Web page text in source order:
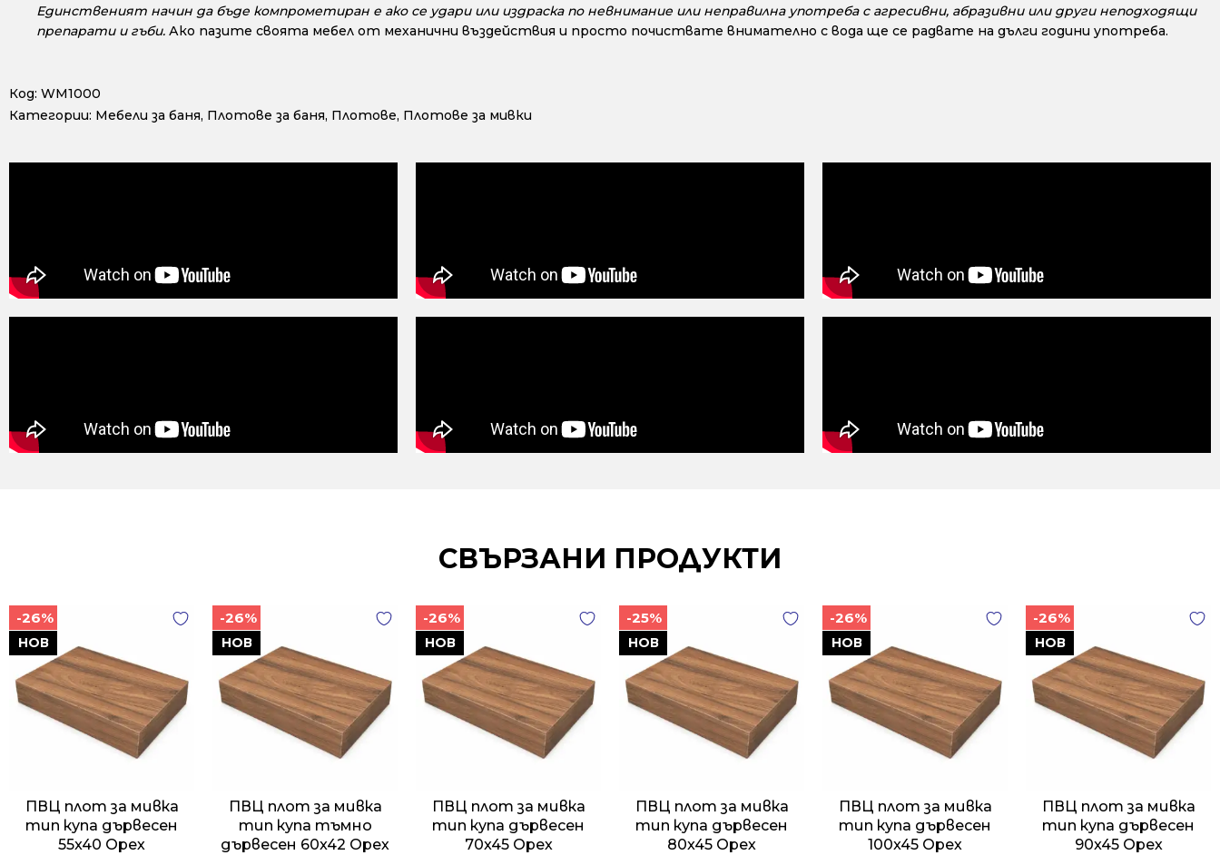
Единственият начин да бъде компрометиран е ако се удари или издраска по невнимание или неправилна употреба с агресивни, абразивни или други неподходящи
препарати и гъби. Ако пазите своята мебел от механични въздействия и просто почиствате внимателно с вода ще се радвате на дълги години употреба.
Код: WM1000
Категории: Мебели за баня, Плотове за баня, Плотове, Плотове за мивки
СВЪРЗАНИ ПРОДУКТИ
НОВ
-26%
ПВЦ плот за мивка
тип купа дървесен
55x40 Орех
НОВ
-26%
ПВЦ плот за мивка
тип купа тъмно
дървесен 60x42 Орех
НОВ
-26%
ПВЦ плот за мивка
тип купа дървесен
70x45 Орех
НОВ
-25%
ПВЦ плот за мивка
тип купа дървесен
80x45 Орех
НОВ
-26%
ПВЦ плот за мивка
тип купа дървесен
100x45 Орех
НОВ
-26%
ПВЦ плот за мивка
тип купа дървесен
90x45 Орех